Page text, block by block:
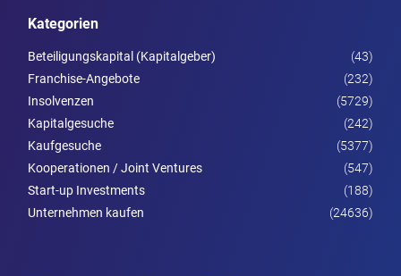
Kategorien
Beteiligungskapital (Kapitalgeber)
(43)
Franchise-Angebote
(232)
Insolvenzen
(5729)
Kapitalgesuche
(242)
Kaufgesuche
(5377)
Kooperationen / Joint Ventures
(547)
Start-up Investments
(188)
Unternehmen kaufen
(24636)